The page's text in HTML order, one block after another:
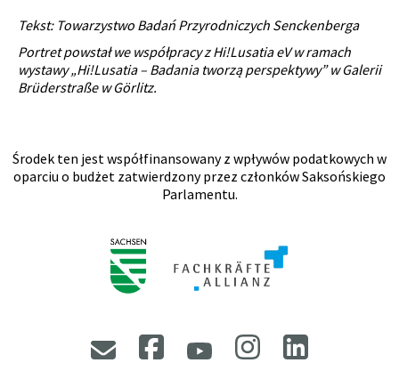
Tekst: Towarzystwo Badań Przyrodniczych Senckenberga
Portret powstał we współpracy z Hi!Lusatia eV w ramach
wystawy „Hi!Lusatia – Badania tworzą perspektywy” w Galerii
Brüderstraße w Görlitz.
Środek ten jest współfinansowany z wpływów podatkowych w
oparciu o budżet zatwierdzony przez członków Saksońskiego
Parlamentu.
E-mail FacebookYouTubeInstagramLinkedIn